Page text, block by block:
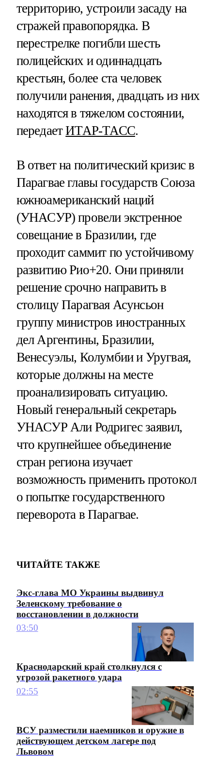
территорию, устроили засаду на
стражей правопорядка. В
перестрелке погибли шесть
полицейских и одиннадцать
крестьян, более ста человек
получили ранения, двадцать из них
находятся в тяжелом состоянии,
передаетИТАР-ТАСС.
В ответ на политический кризис в
Парагвае главы государств Союза
южноамериканский наций
(УНАСУР) провели экстренное
совещание в Бразилии, где
проходит саммит по устойчивому
развитию Рио+20. Они приняли
решение срочно направить в
столицу Парагвая Асунсьон
группу министров иностранных
дел Аргентины, Бразилии,
Венесуэлы, Колумбии и Уругвая,
которые должны на месте
проанализировать ситуацию.
Новый генеральный секретарь
УНАСУР Али Родригес заявил,
что крупнейшее объединение
стран региона изучает
возможность применить протокол
о попытке государственного
переворота в Парагвае.
ЧИТАЙТЕ ТАКЖЕ
Экс-глава МО Украины выдвинул
Зеленскому требование о
восстановлении в должности
03:50
Краснодарский край столкнулся с
угрозой ракетного удара
02:55
ВСУ разместили наемников и оружие в
действующем детском лагере под
Львовом